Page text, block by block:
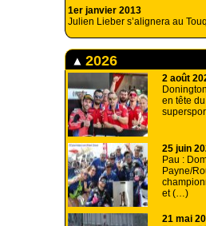
1er janvier 2013
Julien Lieber s’alignera au
2026
2 août
en tête
25 juin
Pau :
Payne/
et (…)
21 mai